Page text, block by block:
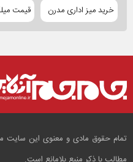
خرید میز اداری مدرن قیمت
تمام حقوق مادی و معنوی این سایت
مطالب با ذکر منبع بلامانع است.